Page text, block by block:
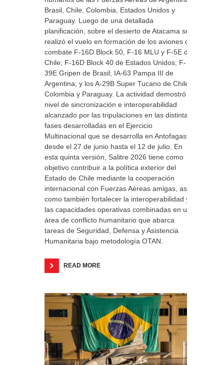
Brasil, Chile, Colombia, Estados Unidos y
Paraguay. Luego de una detallada
planificación, sobre el desierto de Atacama se
realizó el vuelo en formación de los aviones de
combate F-16D Block 50, F-16 MLU y F-5E de
Chile; F-16D Block 40 de Estados Unidos; F-
39E Gripen de Brasil; IA-63 Pampa III de
Argentina; y los A-29B Super Tucano de Chile,
Colombia y Paraguay. La actividad demostró el
nivel de sincronización e interoperabilidad
alcanzado por las tripulaciones en las distintas
fases desarrolladas en el Ejercicio
Multinacional que se desarrolla en Antofagasta
desde el 27 de junio hasta el 12 de julio. En
esta quinta versión, Salitre 2026 tiene como
objetivo contribuir a la política exterior del
Estado de Chile mediante la cooperación
internacional con Fuerzas Aéreas amigas, así
como también fortalecer la interoperabilidad y
las capacidades operativas combinadas en un
área de conflicto humanitario que abarca
tareas de Seguridad, Defensa y Asistencia
Humanitaria bajo metodología OTAN.
READ MORE